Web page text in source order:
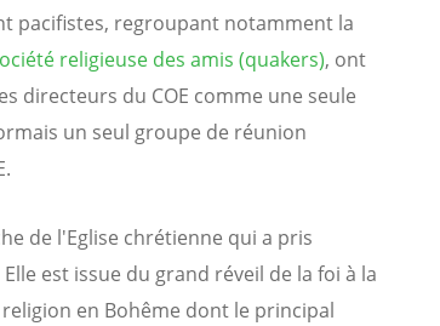
pacifistes, regroupant notamment la
religieuse des amis (quakers), ont
directeurs du COE comme une seule
un seul groupe de réunion
de l'Eglise chrétienne qui a pris
est issue du grand réveil de la foi à la
en Bohême dont le principal